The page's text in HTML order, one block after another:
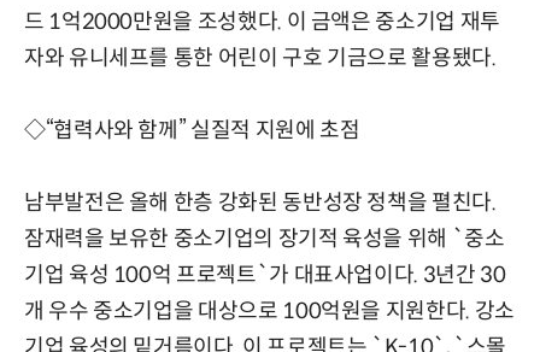
드 1억2000만원을 조성했다. 이 금액은 중소기업 재투
자와 유니세프를 통한 어린이 구호 기금으로 활용됐다.
◇“협력사와 함께” 실질적 지원에 초점
남부발전은 올해 한층 강화된 동반성장 정책을 펼친다.
잠재력을 보유한 중소기업의 장기적 육성을 위해 `중소
기업 육성 100억 프로젝트`가 대표사업이다. 3년간 30
개 우수 중소기업을 대상으로 100억원을 지원한다. 강소